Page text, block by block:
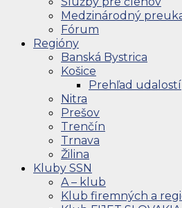
Medzinárodný
Fórum
Regióny
Banská Bystrica
Košice
Prehľad udalostí
Nitra
Prešov
Trenčín
Trnava
Žilina
Kluby SSN
A – klub
Klub firemných a